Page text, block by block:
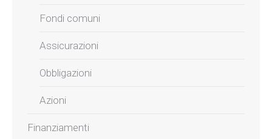
Fondi comuni
Assicurazioni
Obbligazioni
Azioni
Finanziamenti